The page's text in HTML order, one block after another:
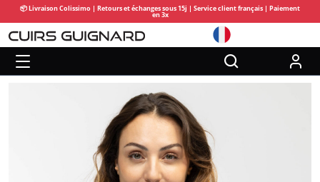
📦 Livraison Colissimo | Retours et échanges sous 15j | Service client français | Paiement
en 3x